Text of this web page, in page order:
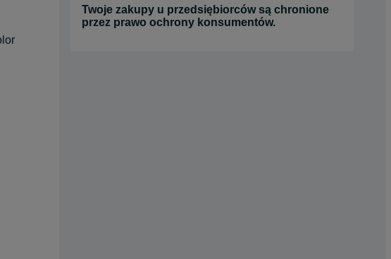
Twoje zakupy u przedsiębiorców są chronione
przez prawo ochrony konsumentów.